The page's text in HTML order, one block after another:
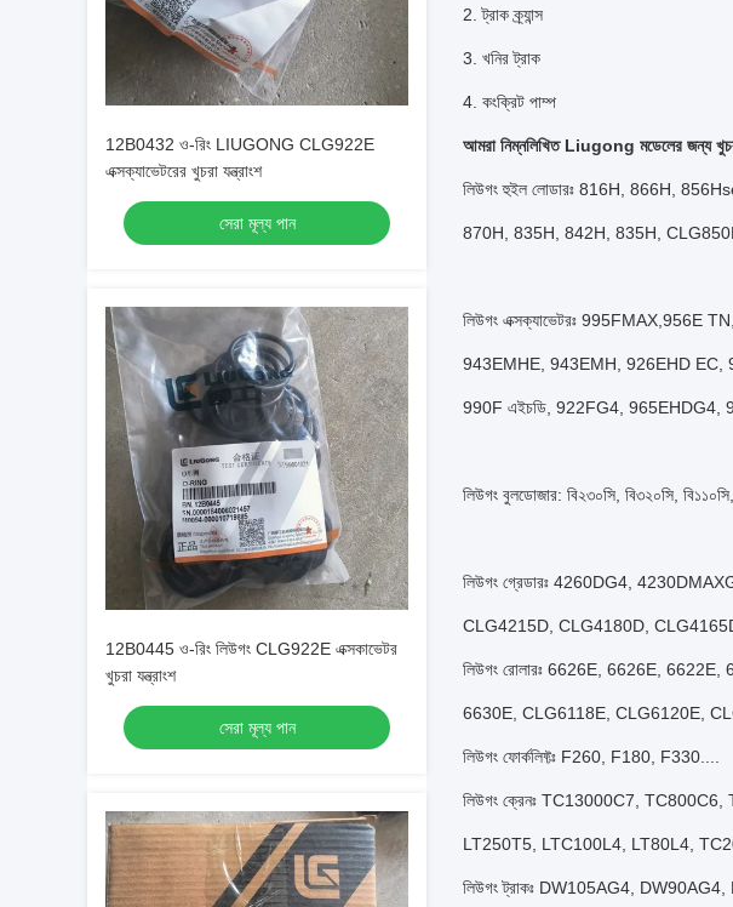
12B0432 ও-রিং LIUGONG CLG922E
এক্সক্যাভেটরের খুচরা যন্ত্রাংশ
সেরা মূল্য পান
12B0445 ও-রিং লিউগং CLG922E এক্সকাভেটর
খুচরা যন্ত্রাংশ
সেরা মূল্য পান
2. ট্রাক ক্র্যান্স
3. খনির ট্রাক
4. কংক্রিট পাম্প
আমরা নিম্নলিখিত Liugong মডেলের জন্য খুচরা
লিউগং হুইল লোডারঃ 816H, 866H,
870H, 835H, 842H, 835H,
লিউগং এক্সক্যাভেটরঃ
943EMHE, 943EMH, 926EHD EC,
990F এইচডি, 922FG4, 965EHDG4,
লিউগং বুলডোজার: বি২৩০সি, বি৩২০সি,
লিউগং গ্রেডারঃ 4260DG4,
CLG4215D, CLG4180D,
লিউগং রোলারঃ 6626E, 6626E,
6630E, CLG6118E, CLG6120E,
লিউগং ফোর্কলিফ্টঃ F260, F180, F330....
লিউগং ক্রেনঃ TC13000C7,
LT250T5, LTC100L4, LT80L4,
লিউগং ট্রাকঃ DW105AG4,